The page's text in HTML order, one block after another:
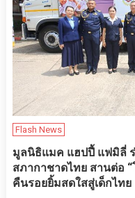
Flash News
มูลนิธิแมค แฮปปี้ แฟมิลี่
สภากาชาดไทย สานต่อ
คืนรอยยิ้มสดใสสู่เด็กไทย